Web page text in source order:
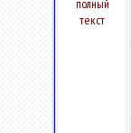
полный
текст